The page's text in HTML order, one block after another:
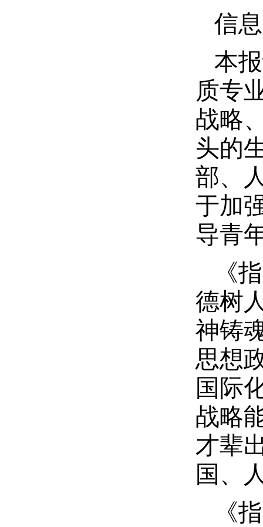
信
本
质专
战略
头的
部、
于加
导青
《
德树
神铸
思想
国际
战略
才辈
国、
《